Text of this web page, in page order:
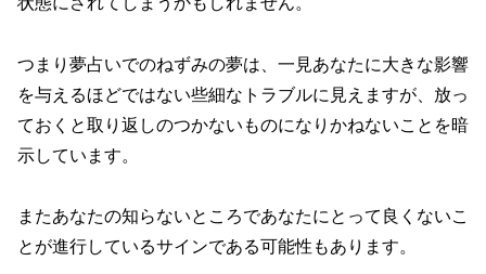
つまり夢占いでのねずみの夢は、一見あなたに大きな影響
を与えるほどではない些細なトラブルに見えますが、放っ
ておくと取り返しのつかないものになりかねないことを暗
示しています。
またあなたの知らないところであなたにとって良くないこ
とが進行しているサインである可能性もあります。